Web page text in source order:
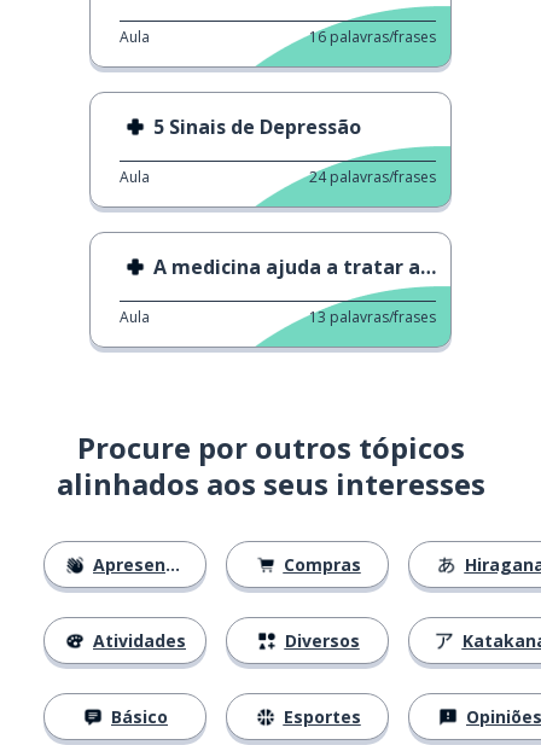
Aula 16 palavras/frases
5 Sinais de Depressão
Aula 24 palavras/frases
A medicina ajuda a tratar a acne?
Aula 13 palavras/frases
Procure por outros tópicos
alinhados aos seus interesses
Apresentações
Atividades
Básico
Compras
Diversos
Esportes Opiniões